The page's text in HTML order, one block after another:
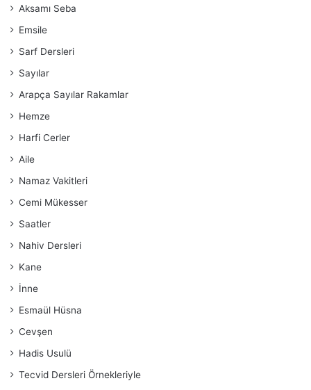
Aksamı Seba
Emsile
Sarf Dersleri
Sayılar
Arapça Sayılar Rakamlar
Hemze
Harfi Cerler
Aile
Namaz Vakitleri
Cemi Mükesser
Saatler
Nahiv Dersleri
Kane
İnne
Esmaül Hüsna
Cevşen
Hadis Usulü
Tecvid Dersleri Örnekleriyle